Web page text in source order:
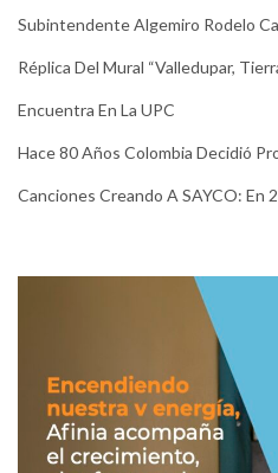
Subintendente Algemiro Rodelo
Réplica Del Mural “Valledupar,
Encuentra En La UPC
Hace 80 Años Colombia Decidió
Canciones Creando A SAYCO: En